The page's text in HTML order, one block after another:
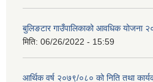
बुलिङटार गाउँपालिकाको आवधिक
मिति: 06/26/2022 - 15:59
आर्थिक वर्ष २०७९/०८० को निति तथा